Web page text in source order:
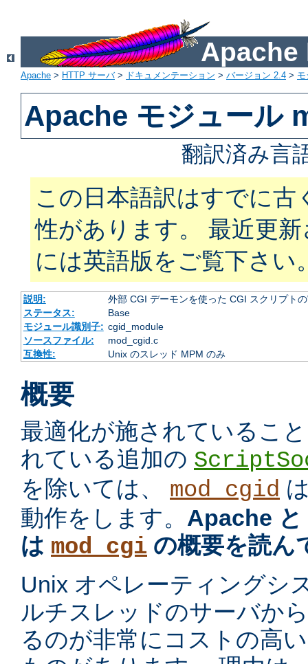
Apache
Apache > HTTP サーバ> ドキュメンテーション > バージョン 2.4 >
Apache モジュール
翻訳済み言
この日本語訳はすでに古
性があります。 最近更
には英語版をご覧下さい
説明:
外部 CGI デーモンを使った CGI スクリプト
ステータス:
Base
モジュール識別子: cgid_module
ソースファイル:
mod_cgid.c
互換性:
Unix のスレッド MPM のみ
概要
最適化が施されているこ
れている追加の
を除いては、 mod_cgid
動作をします。 Apache と
は mod_cgi の概要を読ん
Unix オペレーティングシ
ルチスレッドのサーバか
るのが非常にコストの高